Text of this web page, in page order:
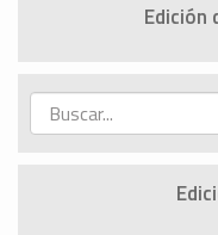
Edición